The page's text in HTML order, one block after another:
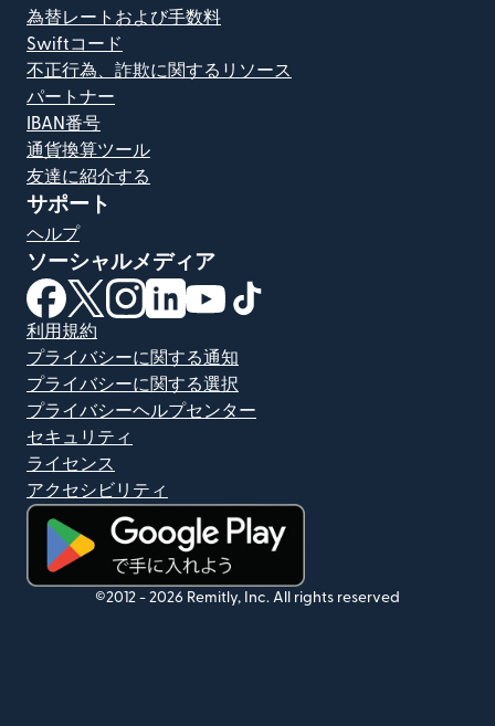
為替レートおよび手数料
Swiftコード
不正行為、詐欺に関するリソース
パートナー
IBAN番号
通貨換算ツール
友達に紹介する
サポート
ヘルプ
ソーシャルメディア
（別ウィンドウで開きます）
（別ウィンドウで開きます）
（別ウィンドウで開きます）
（別ウィンドウで開きます）
（別ウィンドウで開きます）
利用規約
プライバシーに関する通知
プライバシーに関する選択
プライバシーヘルプセンター
セキュリティ
ライセンス
アクセシビリティ
（別ウィンドウで開きます）
©2012 - 2026 Remitly, Inc. All rights reserved